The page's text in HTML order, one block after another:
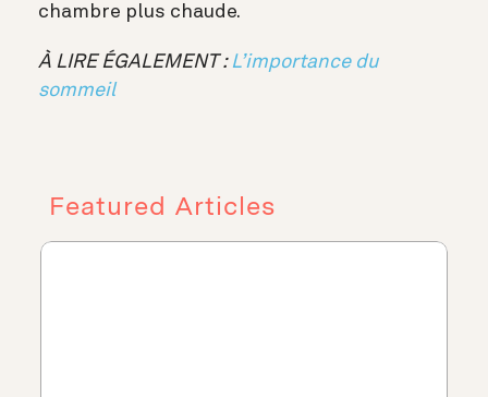
chambre plus chaude.
À LIRE ÉGALEMENT : L’importance du
sommeil
Featured Articles